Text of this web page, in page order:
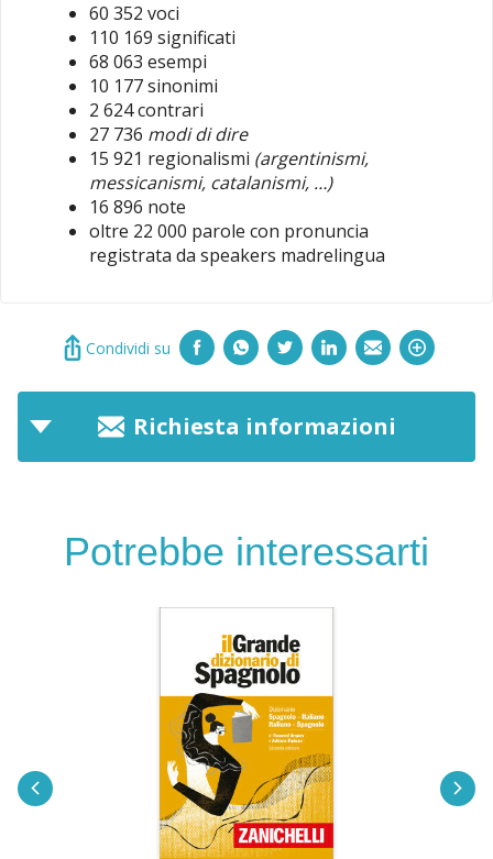
60 352 voci
110 169 significati
68 063 esempi
10 177 sinonimi
2 624 contrari
27 736 modi di dire
15 921 regionalismi (argentinismi,
messicanismi, catalanismi, …)
16 896 note
oltre 22 000 parole con pronuncia
registrata da speakers madrelingua
Condividi su
Richiesta informazioni
Potrebbe interessarti